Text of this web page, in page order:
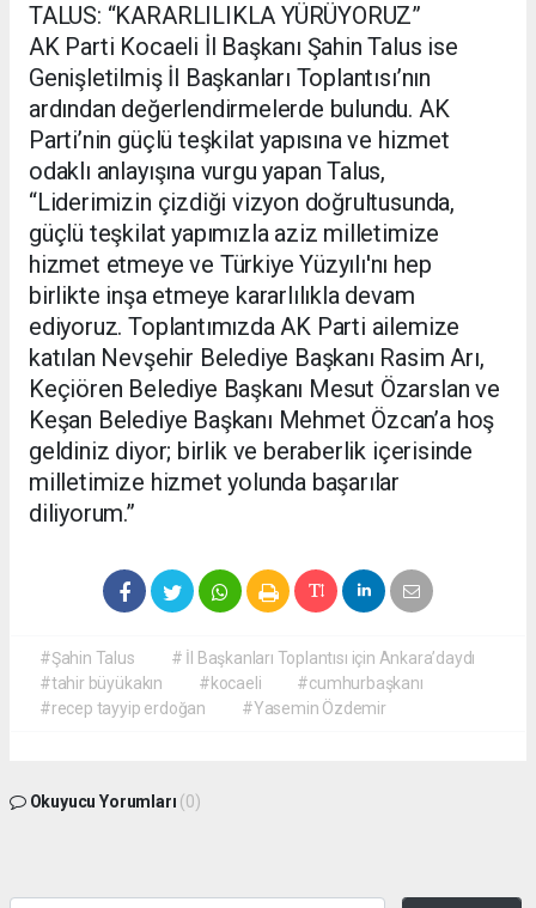
TALUS: “KARARLILIKLA YÜRÜYORUZ”
AK Parti Kocaeli İl Başkanı Şahin Talus ise
Genişletilmiş İl Başkanları Toplantısı’nın
ardından değerlendirmelerde bulundu. AK
Parti’nin güçlü teşkilat yapısına ve hizmet
odaklı anlayışına vurgu yapan Talus,
“Liderimizin çizdiği vizyon doğrultusunda,
güçlü teşkilat yapımızla aziz milletimize
hizmet etmeye ve Türkiye Yüzyılı'nı hep
birlikte inşa etmeye kararlılıkla devam
ediyoruz. Toplantımızda AK Parti ailemize
katılan Nevşehir Belediye Başkanı Rasim Arı,
Keçiören Belediye Başkanı Mesut Özarslan ve
Keşan Belediye Başkanı Mehmet Özcan’a hoş
geldiniz diyor; birlik ve beraberlik içerisinde
milletimize hizmet yolunda başarılar
diliyorum.”
#Şahin Talus
# İl Başkanları Toplantısı için Ankara’daydı
#tahir büyükakın
#kocaeli
#cumhurbaşkanı
#recep tayyip erdoğan
#Yasemin Özdemir
Okuyucu Yorumları (0)